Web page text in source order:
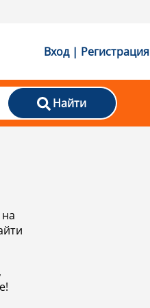
Вход | Регистрация
Найти